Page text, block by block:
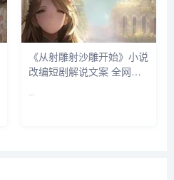
《从射雕射沙雕开始》小说
改编短剧解说文案 全网独
...